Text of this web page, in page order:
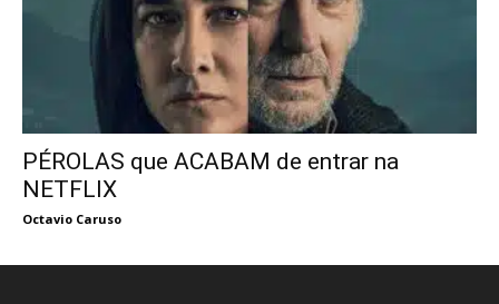
PÉROLAS que ACABAM de entrar na
NETFLIX
Octavio Caruso